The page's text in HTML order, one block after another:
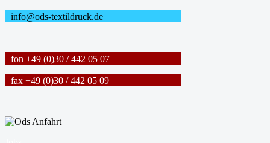
info@ods-textildruck.de
fon +49 (0)30 / 442 05 07
fax +49 (0)30 / 442 05 09